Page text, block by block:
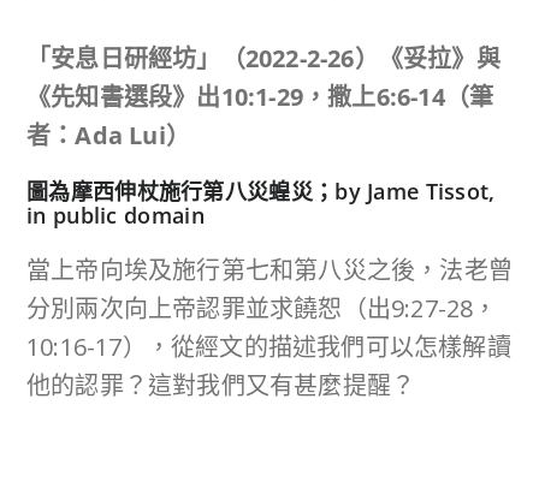
「安息日研經坊」（2022-2-26）《妥拉》與
《先知書選段》 出10:1-29 ，撒上6:6-14（筆
者：Ada Lui）
圖為摩西伸杖施行第八災蝗災；by Jame Tissot,
in public domain
當上帝向埃及施行第七和第八災之後，法老曾
分別兩次向上帝認罪並求饒恕（出9:27-28，
10:16-17），從經文的描述我們可以怎樣解讀
他的認罪？這對我們又有甚麼提醒？